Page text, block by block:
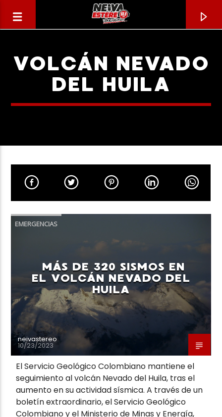
CANCIÓN ACTUAL
TÍTULO
ARTISTA
Neiva Estereo
VOLCÁN NEVADO
DEL HUILA
EMERGENCIAS
MÁS DE 320 SISMOS EN
EL VOLCÁN NEVADO DEL
HUILA
neivastereo
10/23/2023
El Servicio Geológico Colombiano mantiene el
seguimiento al volcán Nevado del Huila, tras el
aumento en su actividad sísmica. A través de un
boletín extraordinario, el Servicio Geológico
Colombiano y el Ministerio de Minas y Energía,